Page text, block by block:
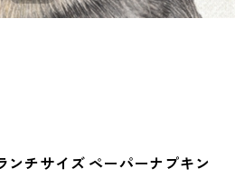
ンチサイズ ペーパーナプキン